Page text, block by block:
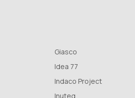
Giasco
Idea 77
Indaco Project
Inuteq